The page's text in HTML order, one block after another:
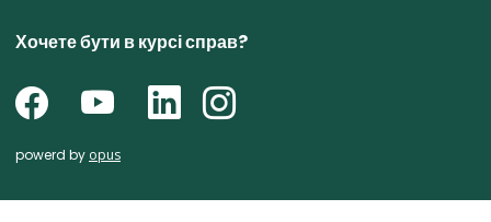
Хочете бути в курсі справ?
powerd by opus